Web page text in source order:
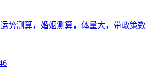
势测算，婚姻测算，体量大，带政策数